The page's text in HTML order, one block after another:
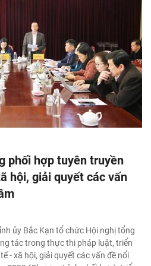
phối hợp tuyên truyền
hội, giải quyết các vấn
ủy Bắc Kạn tổ chức Hội nghị tổng
tác trong thực thi pháp luật, triển
- xã hội, giải quyết các vấn đề nổi